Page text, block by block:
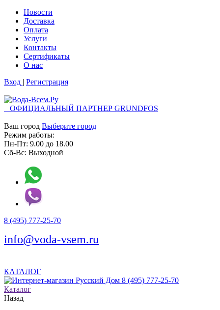
Новости
Доставка
Оплата
Услуги
Контакты
Cертификаты
О нас
Вход | Регистрация
ОФИЦИАЛЬНЫЙ ПАРТНЕР GRUNDFOS
Ваш город Выберите город
Режим работы:
Пн-Пт: 9.00 до 18.00
Сб-Вс: Выходной
8 (495) 777-25-70
info@voda-vsem.ru
КАТАЛОГ
8 (495) 777-25-70
Каталог
Назад